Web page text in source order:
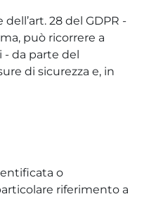
28 del GDPR -
può ricorrere a
- da parte del
di sicurezza e, in
o
riferimento a